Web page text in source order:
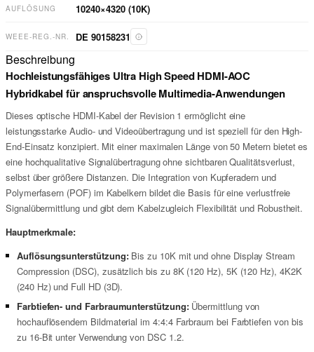
AUFLÖSUNG 10240×4320 (10K)
WEEE-REG.-NR. DE 90158231
Beschreibung
Hochleistungsfähiges Ultra High Speed HDMI-AOC
Hybridkabel für anspruchsvolle Multimedia-Anwendungen
Dieses optische HDMI-Kabel der Revision 1 ermöglicht eine
leistungsstarke Audio- und Videoübertragung und ist speziell für den High-
End-Einsatz konzipiert. Mit einer maximalen Länge von 50 Metern bietet es
eine hochqualitative Signalübertragung ohne sichtbaren Qualitätsverlust,
selbst über größere Distanzen. Die Integration von Kupferadern und
Polymerfasern (POF) im Kabelkern bildet die Basis für eine verlustfreie
Signalübermittlung und gibt dem Kabelzugleich Flexibilität und Robustheit.
Hauptmerkmale:
Auflösungsunterstützung:Bis zu 10K mit und ohne Display Stream
Compression (DSC), zusätzlich bis zu 8K (120 Hz), 5K (120 Hz), 4K2K
(240 Hz) und Full HD (3D).
Farbtiefen- und Farbraumunterstützung:Übermittlung von
hochauflösendem Bildmaterial im 4:4:4 Farbraum bei Farbtiefen von bis
zu 16-Bit unter Verwendung von DSC 1.2.